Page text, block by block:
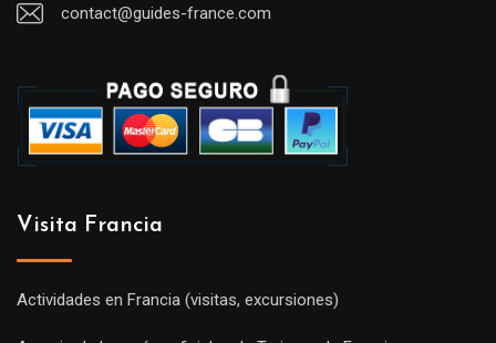
contact@guides-france.com
Visita Francia
Actividades en Francia (visitas, excursiones)